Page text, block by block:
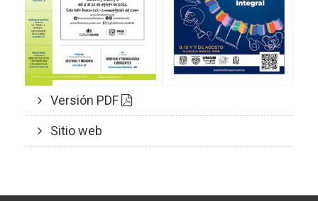
Versión PDF
Sitio web